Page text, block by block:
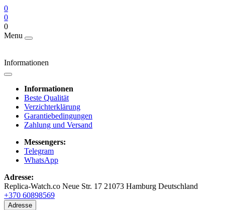
0
0
0
Menu
Informationen
Informationen
Beste Qualität
Verzichterklärung
Garantiebedingungen
Zahlung und Versand
Messengers:
Telegram
WhatsApp
Adresse:
Replica-Watch.co Neue Str. 17 21073 Hamburg Deutschland
+370 60898569
Adresse